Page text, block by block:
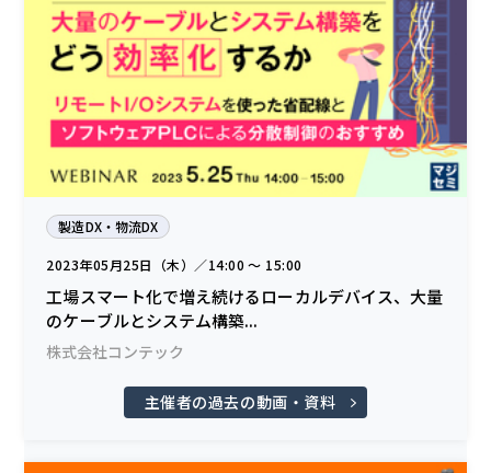
製造DX・物流DX
2023年05月25日（木）／14:00 〜 15:00
工場スマート化で増え続けるローカルデバイス、大量
のケーブルとシステム構築...
株式会社コンテック
主催者の過去の動画・資料